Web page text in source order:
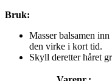
Bruk:
Masser balsamen
den virke i kort tid.
Skyll deretter håret